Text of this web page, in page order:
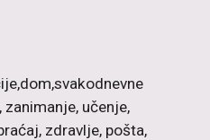
učenje,
zdravlje, pošta,